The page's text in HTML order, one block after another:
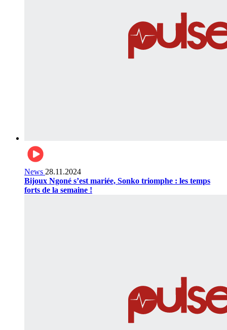
News 28.11.2024
Bijoux Ngoné s’est mariée, Sonko triomphe : les temps
forts de la semaine !